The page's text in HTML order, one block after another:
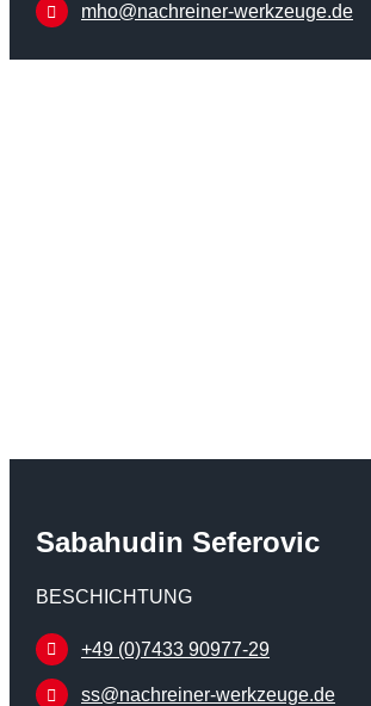
mho@nachreiner-werkzeuge.de
Sabahudin Seferovic
BESCHICHTUNG
+49 (0)7433 90977-29
ss@nachreiner-werkzeuge.de